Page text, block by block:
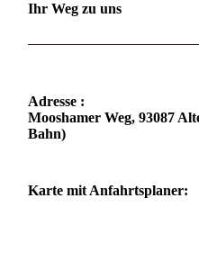
Ihr Weg zu uns
Adresse :
Mooshamer Weg, 93087
Bahn)
Karte mit Anfahrtsplaner: